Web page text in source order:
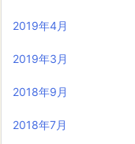
2019年4月
2019年3月
2018年9月
2018年7月